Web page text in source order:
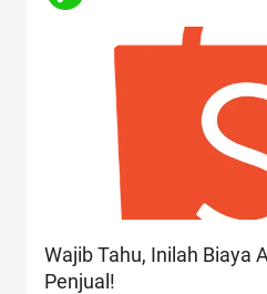
Wajib Tahu, Inilah Biaya
Penjual!